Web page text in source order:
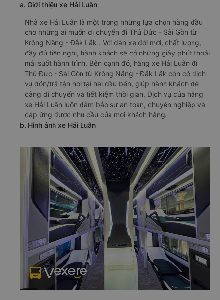
a. Giới thiệu xe Hải Luân
Nhà xe Hải Luân là một trong những lựa chọn hàng đầu
cho những ai muốn di chuyển đi Thủ Đức - Sài Gòn từ
Krông Năng - Đắk Lắk . Với dàn xe đời mới, chất lượng,
đầy đủ tiện nghi, hành khách sẽ có những giây phút thoải
mái suốt hành trình. Bên cạnh đó, hãng xe Hải Luân đi
Thủ Đức - Sài Gòn từ Krông Năng - Đắk Lắk còn có dịch
vụ đón/trả tận nơi tại hai đầu bến, giúp hành khách dễ
dàng di chuyển và tiết kiệm thời gian. Dịch vụ của hãng
xe Hải Luân luôn đảm bảo sự an toàn, chuyên nghiệp và
đáp ứng được nhu cầu của mọi khách hàng.
b. Hình ảnh xe Hải Luân